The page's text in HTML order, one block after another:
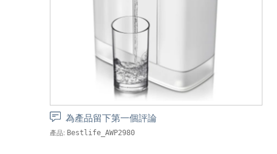
為產品留下第一個評論
產品: Bestlife_AWP2980